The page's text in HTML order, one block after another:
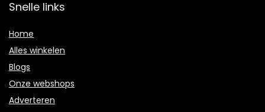
Snelle links
Home
Alles winkelen
Blogs
Onze webshops
Adverteren